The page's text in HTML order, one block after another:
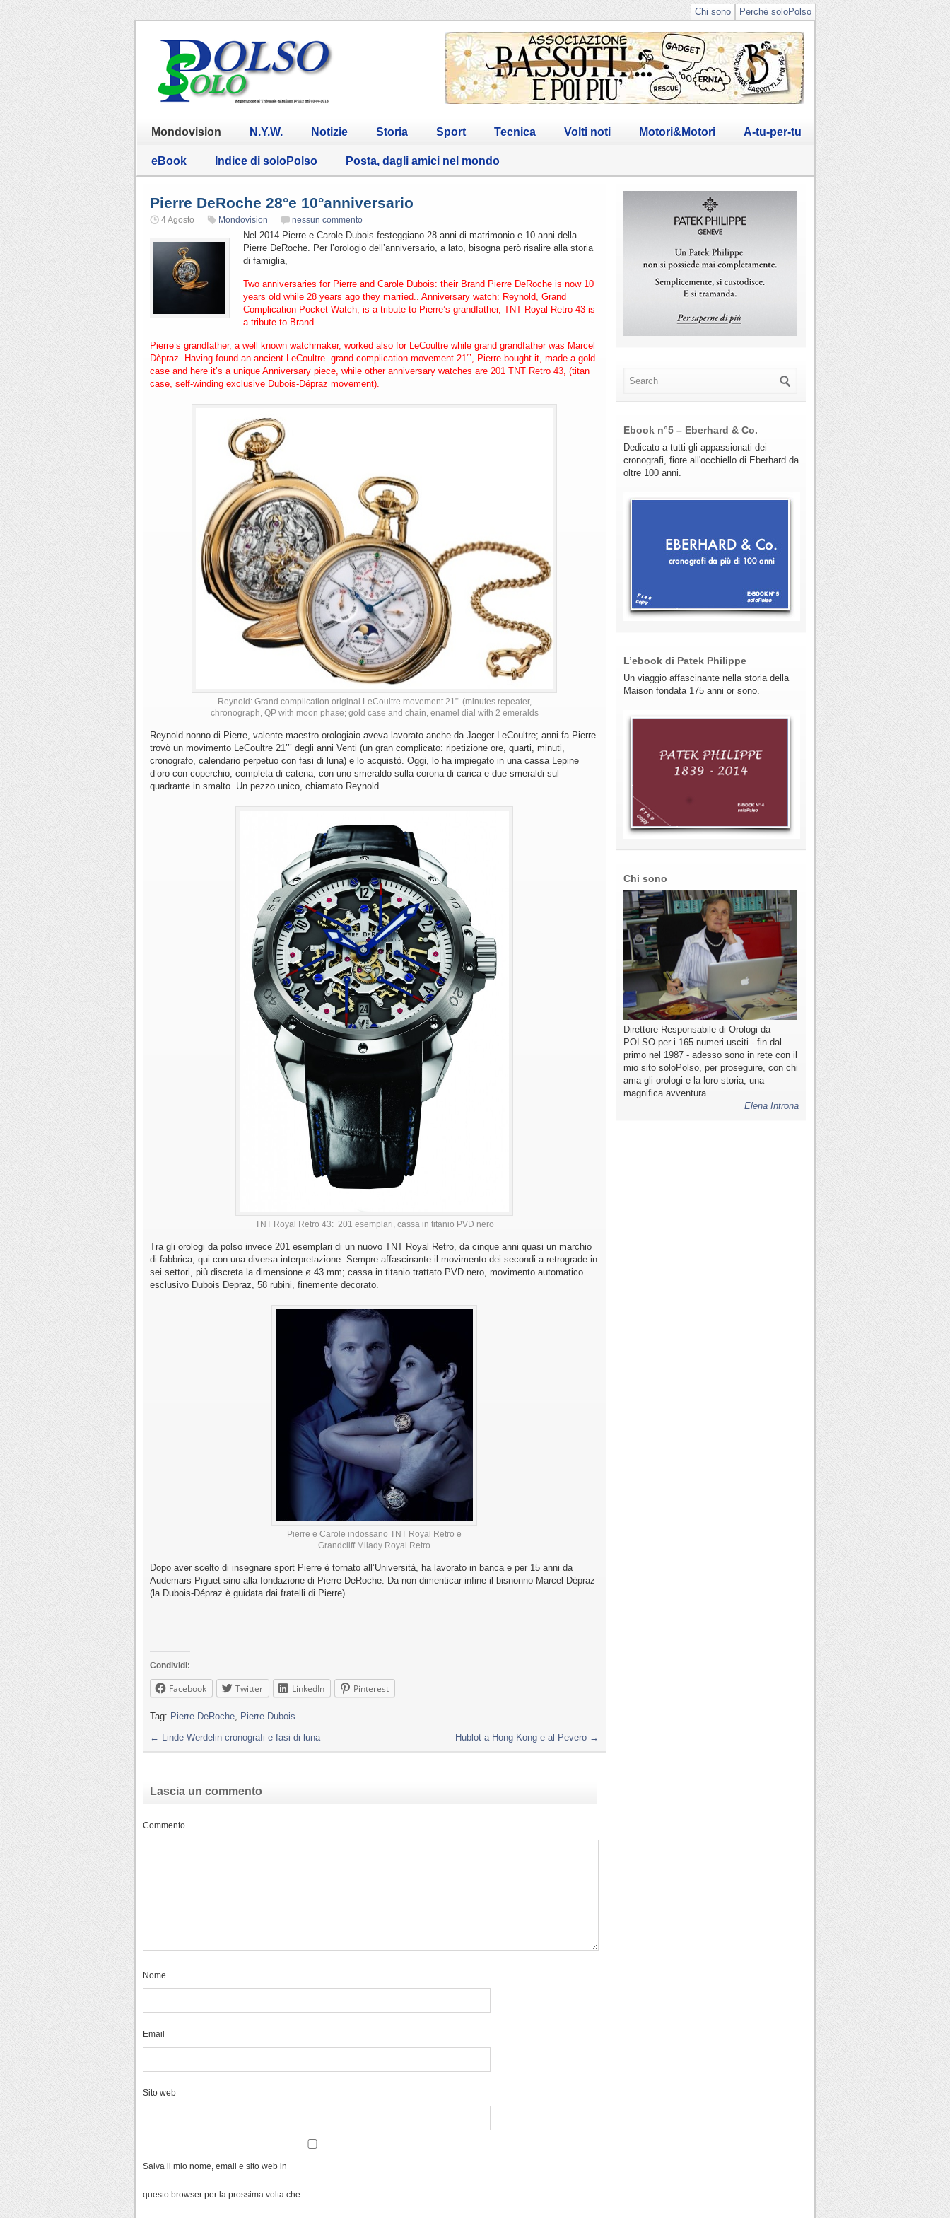
Perché soloPolso
Chi sono
Mondovision N.Y.W. Notizie Storia Sport Tecnica Volti noti Motori&Motori A-tu-per-tu
eBook Indice di soloPolso Posta, dagli amici nel mondo
Pierre DeRoche 28°e 10°anniversario
4 Agosto Mondovision nessun commento
Nel 2014 Pierre e Carole Dubois festeggiano 28 anni di matrimonio e 10 anni della
Pierre DeRoche. Per l’orologio dell’anniversario, a lato, bisogna però risalire alla storia
di famiglia,
Two anniversaries for Pierre and Carole Dubois: their Brand Pierre DeRoche is now 10
years old while 28 years ago they married.. Anniversary watch: Reynold, Grand
Complication Pocket Watch, is a tribute to Pierre’s grandfather, TNT Royal Retro 43 is
a tribute to Brand.
Pierre’s grandfather, a well known watchmaker, worked also for LeCoultre while grand grandfather was Marcel
Dèpraz. Having found an ancient LeCoultre grand complication movement 21”’, Pierre bought it, made a gold
case and here it’s a unique Anniversary piece, while other anniversary watches are 201 TNT Retro 43, (titan
case, self-winding exclusive Dubois-Dépraz movement).
Reynold: Grand complication original LeCoultre movement 21”’ (minutes repeater,
chronograph, QP with moon phase; gold case and chain, enamel dial with 2 emeralds
Reynold nonno di Pierre, valente maestro orologiaio aveva lavorato anche da Jaeger-LeCoultre; anni fa Pierre
trovò un movimento LeCoultre 21’’’ degli anni Venti (un gran complicato: ripetizione ore, quarti, minuti,
cronografo, calendario perpetuo con fasi di luna) e lo acquistò. Oggi, lo ha impiegato in una cassa Lepine
d’oro con coperchio, completa di catena, con uno smeraldo sulla corona di carica e due smeraldi sul
quadrante in smalto. Un pezzo unico, chiamato Reynold.
TNT Royal Retro 43: 201 esemplari, cassa in titanio PVD nero
Tra gli orologi da polso invece 201 esemplari di un nuovo TNT Royal Retro, da cinque anni quasi un marchio
di fabbrica, qui con una diversa interpretazione. Sempre affascinante il movimento dei secondi a retrograde in
sei settori, più discreta la dimensione ø 43 mm; cassa in titanio trattato PVD nero, movimento automatico
esclusivo Dubois Depraz, 58 rubini, finemente decorato.
Pierre e Carole indossano TNT Royal Retro e
Grandcliff Milady Royal Retro
Dopo aver scelto di insegnare sport Pierre è tornato all’Università, ha lavorato in banca e per 15 anni da
Audemars Piguet sino alla fondazione di Pierre DeRoche. Da non dimenticar infine il bisnonno Marcel Dépraz
(la Dubois-Dépraz è guidata dai fratelli di Pierre).
Condividi:
Facebook Twitter LinkedIn Pinterest
Tag: Pierre DeRoche Pierre Dubois
← Linde Werdelin cronografi e fasi di luna Hublot a Hong Kong e al Pevero →
Lascia un commento
Commento
Nome
Email
Sito web
Salva il mio nome, email e sito web in
questo browser per la prossima volta che
Ebook n°5 – Eberhard & Co.
Dedicato a tutti gli appassionati dei
cronografi, fiore all'occhiello di Eberhard da
oltre 100 anni.
L’ebook di Patek Philippe
Un viaggio affascinante nella storia della
Maison fondata 175 anni or sono.
Chi sono
Direttore Responsabile di Orologi da
POLSO per i 165 numeri usciti - fin dal
primo nel 1987 - adesso sono in rete con il
mio sito soloPolso, per proseguire, con chi
ama gli orologi e la loro storia, una
magnifica avventura.
Elena Introna